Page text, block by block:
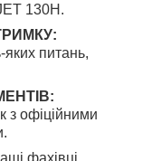
130H.
питань,
з офіційними
фахівці